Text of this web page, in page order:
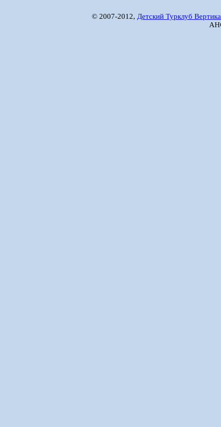
© 2007-2012, Детский Турклуб